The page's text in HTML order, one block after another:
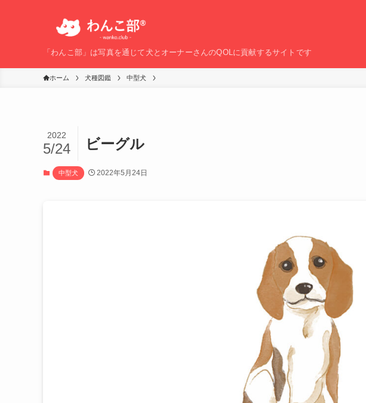
「わんこ部」は写真を通じて犬とオーナーさんのQOLに貢献するサイトです
ホーム 犬種図鑑 中型犬
ビーグル
2022
5/24
中型犬 2022年5月24日